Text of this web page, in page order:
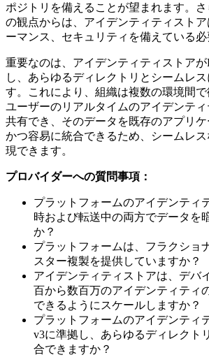
ポジトリを備えることが望まれます。
の観点からは、アイデンティティスト
ーマンス、セキュリティを備えている必
重要なのは、アイデンティティストア
し、あらゆるディレクトリとシームレ
す。これにより、組織は複数の環境間で
ユーザーのリアルタイムのアイデンテ
共有でき、そのデータを既存のアプリ
かつ容易に統合できるため、シームレ
現できます。
プロバイダーへの質問事項：
プラットフォームのアイデンティ
時および転送中の両方でデータを
か？
プラットフォームは、フラクショ
スター複製を提供していますか？
アイデンティティストアは、デバ
百から数百万のアイデンティティ
できるようにスケールしますか？
プラットフォームのアイデンティ
v3に準拠し、あらゆるディレクト
合できますか？